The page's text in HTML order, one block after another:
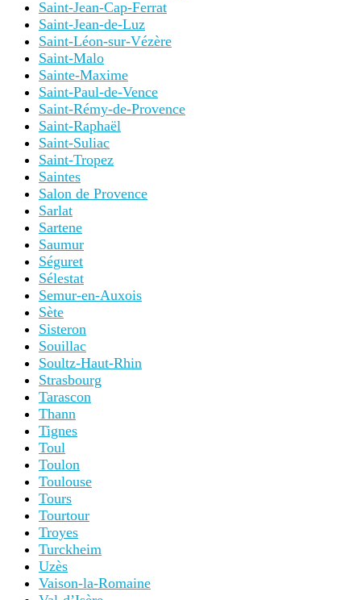
Saint-Jean-Cap-Ferrat
Saint-Jean-de-Luz
Saint-Léon-sur-Vézère
Saint-Malo
Sainte-Maxime
Saint-Paul-de-Vence
Saint-Rémy-de-Provence
Saint-Raphaël
Saint-Suliac
Saint-Tropez
Saintes
Salon de Provence
Sarlat
Sartene
Saumur
Séguret
Sélestat
Semur-en-Auxois
Sète
Sisteron
Souillac
Soultz-Haut-Rhin
Strasbourg
Tarascon
Thann
Tignes
Toul
Toulon
Toulouse
Tours
Tourtour
Troyes
Turckheim
Uzès
Vaison-la-Romaine